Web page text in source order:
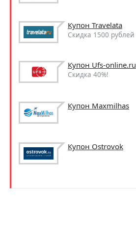
Купон Travelata
Скидка 1500 рублей
Купон Ufs-online.ru
Скидка 40%!
Купон Maxmilhas
Купон Ostrovok